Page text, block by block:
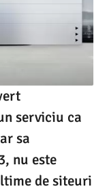
serviciu ca
sa
nu este
de siteuri